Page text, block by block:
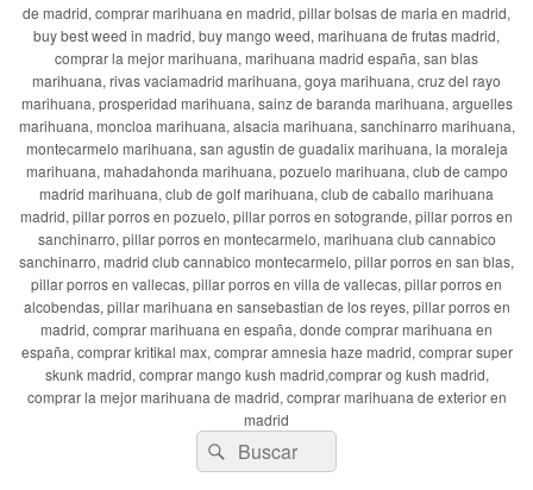
de madrid, comprar marihuana en madrid, pillar bolsas de maria en madrid,
buy best weed in madrid, buy mango weed, marihuana de frutas madrid,
comprar la mejor marihuana, marihuana madrid españa, san blas
marihuana, rivas vaciamadrid marihuana, goya marihuana, cruz del rayo
marihuana, prosperidad marihuana, sainz de baranda marihuana, arguelles
marihuana, moncloa marihuana, alsacia marihuana, sanchinarro marihuana,
montecarmelo marihuana, san agustin de guadalix marihuana, la moraleja
marihuana, mahadahonda marihuana, pozuelo marihuana, club de campo
madrid marihuana, club de golf marihuana, club de caballo marihuana
madrid, pillar porros en pozuelo, pillar porros en sotogrande, pillar porros en
sanchinarro, pillar porros en montecarmelo, marihuana club cannabico
sanchinarro, madrid club cannabico montecarmelo, pillar porros en san blas,
pillar porros en vallecas, pillar porros en villa de vallecas, pillar porros en
alcobendas, pillar marihuana en sansebastian de los reyes, pillar porros en
madrid, comprar marihuana en españa, donde comprar marihuana en
españa, comprar kritikal max, comprar amnesia haze madrid, comprar super
skunk madrid, comprar mango kush madrid,comprar og kush madrid,
comprar la mejor marihuana de madrid, comprar marihuana de exterior en
madrid
Buscar
por:
Buscar